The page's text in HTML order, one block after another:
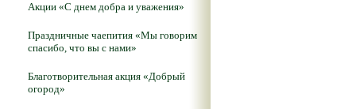
Акции «С днем добра и уважения»
Праздничные чаепития «Мы говорим
спасибо, что вы с нами»
Благотворительная акция «Добрый
огород»